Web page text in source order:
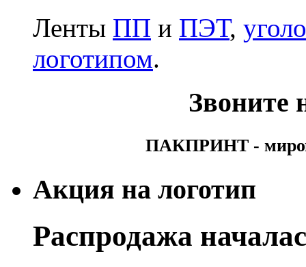
Ленты ПП и ПЭТ,
логотипом.
Звоните
ПАКПРИНТ -
Акция на логотип
Распродажа